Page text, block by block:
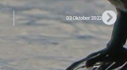
03 Oktober 2022